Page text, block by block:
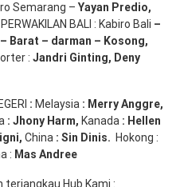
Semarang – Yayan Predio,
PERWAKILAN BALI : Kabiro Bali –
– Barat – darman – Kosong,
: Jandri Ginting, Deny
: Melaysia : MerryAnggre,
: Jhony Harm, Kanada : Hellen
, China : Sin Dinis. Hokong :
: Mas Andree
terjangkau Hub Kami :